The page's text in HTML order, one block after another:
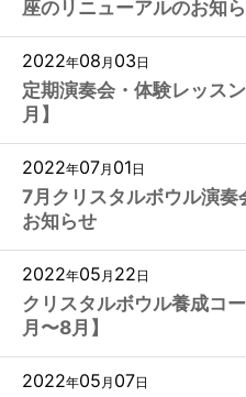
座のリニューアルのお知
2022年08 月 03 日
定期演奏会・体験レッス
月】
2022年07月 01 日
7月クリスタルボウル演
お知らせ
2022年05 月 22 日
クリスタルボウル養成コ
月〜8月】
2022年05 月 07日